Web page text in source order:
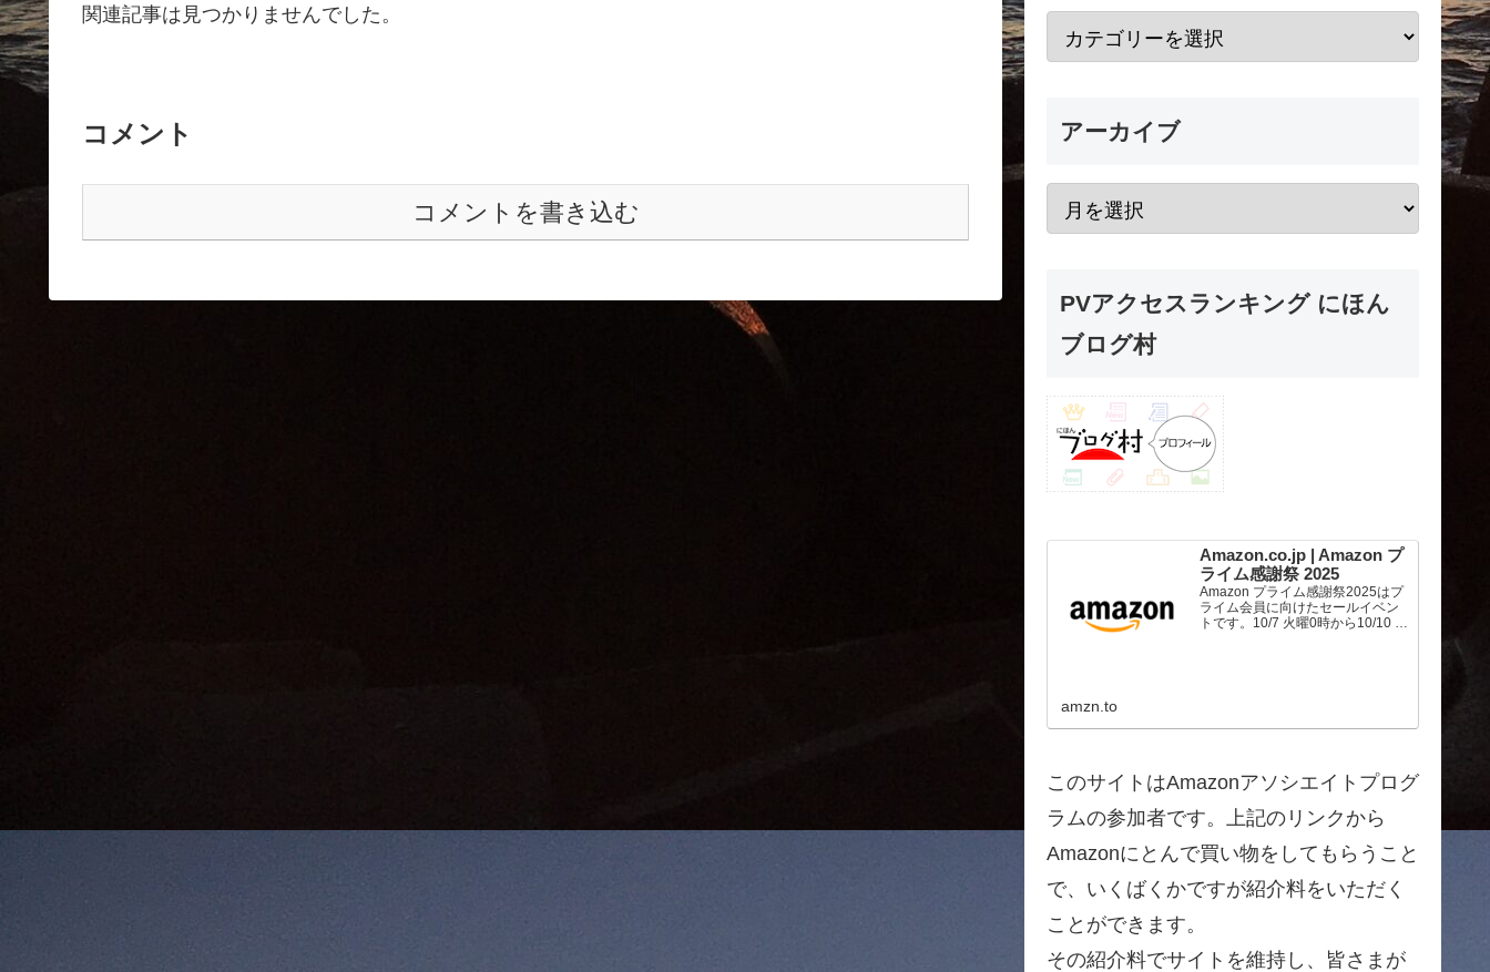
関連記事は見つかりませんでした。
コメント
コメントを書き込む
アーカイブ
PVアクセスランキング にほん
ブログ村
Amazon.co.jp | Amazon プ
ライム感謝祭 2025
Amazon プライム感謝祭2025はプ
ライム会員に向けたセールイベン
トです。10/7 火曜0時から10/10 金
amzn.to
このサイトはAmazonアソシエイトプログ
ラムの参加者です。上記のリンクから
Amazonにとんで買い物をしてもらうこと
で、いくばくかですが紹介料をいただく
ことができます。
その紹介料でサイトを維持し、皆さまが